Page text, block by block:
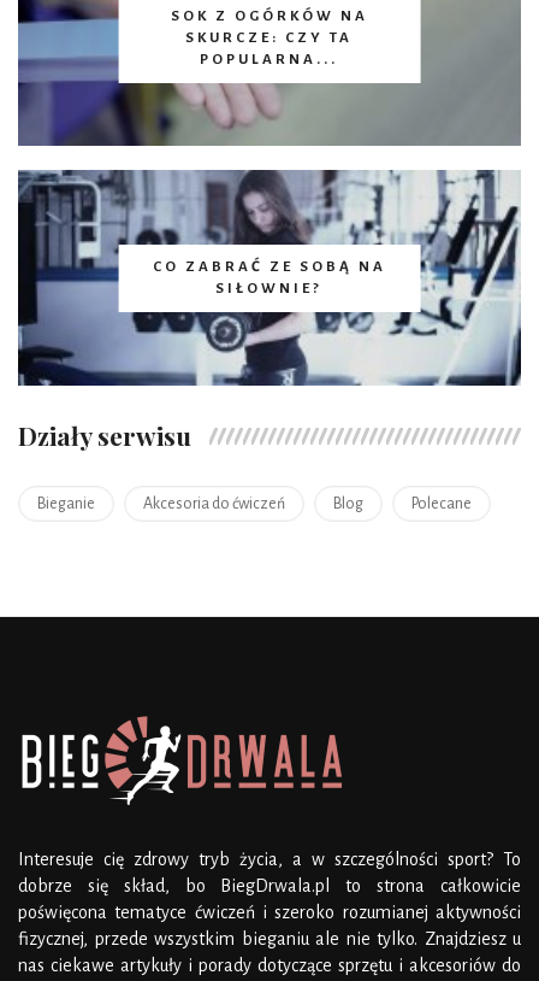
SOK Z OGÓRKÓW NA
SKURCZE: CZY TA
POPULARNA...
CO ZABRAĆ ZE SOBĄ NA
SIŁOWNIE?
Działy serwisu
Bieganie Akcesoria do ćwiczeń Blog Polecane
Interesuje cię zdrowy tryb życia, a w szczególności sport? To
dobrze się skład, bo BiegDrwala.pl to strona całkowicie
poświęcona tematyce ćwiczeń i szeroko rozumianej aktywności
fizycznej, przede wszystkim bieganiu ale nie tylko. Znajdziesz u
nas ciekawe artykuły i porady dotyczące sprzętu i akcesoriów do